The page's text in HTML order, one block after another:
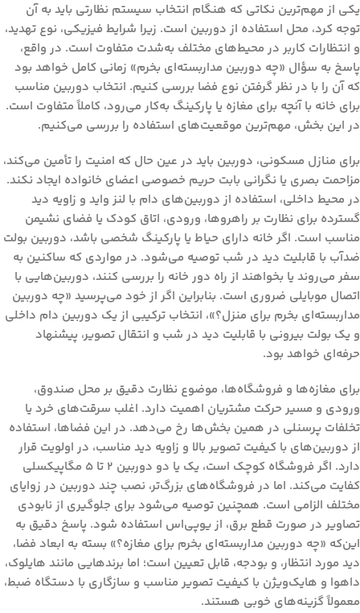
یکی از مهم‌ترین نکاتی که هنگام انتخاب سیستم نظارتی باید به آن
توجه کرد، محل استفاده از دوربین است. زیرا شرایط فیزیکی، نوع تهدید،
و انتظارات کاربر در محیط‌های مختلف به‌شدت متفاوت است. در واقع،
پاسخ به سؤال «چه دوربین مداربسته‌ای بخرم» زمانی کامل خواهد بود
که آن را با در نظر گرفتن نوع فضا بررسی کنیم. انتخاب دوربین مناسب
برای خانه با آنچه برای مغازه یا پارکینگ به‌کار می‌رود، کاملاً متفاوت است.
در این بخش، مهم‌ترین موقعیت‌های استفاده را بررسی می‌کنیم.
برای منازل مسکونی، دوربین باید در عین حال که امنیت را تأمین می‌کند،
مزاحمت بصری یا نگرانی بابت حریم خصوصی اعضای خانواده ایجاد نکند.
در محیط داخلی، استفاده از دوربین‌های دام با لنز واید و زاویه دید
گسترده برای نظارت بر راهروها، ورودی، اتاق کودک یا فضای نشیمن
مناسب است. اگر خانه دارای حیاط یا پارکینگ شخصی باشد، دوربین بولت
ضدآب با قابلیت دید در شب توصیه می‌شود. در مواردی که ساکنین به
سفر می‌روند یا بخواهند از راه دور خانه را بررسی کنند، دوربین‌هایی با
اتصال موبایلی ضروری است. بنابراین اگر از خود می‌پرسید «چه دوربین
مداربسته‌ای بخرم برای منزل؟»، انتخاب ترکیبی از یک دوربین دام داخلی
و یک بولت بیرونی با قابلیت دید در شب و انتقال تصویر، پیشنهاد
حرفه‌ای خواهد بود.
برای مغازه‌ها و فروشگاه‌ها، موضوع نظارت دقیق بر محل صندوق،
ورودی و مسیر حرکت مشتریان اهمیت دارد. اغلب سرقت‌های خرد یا
تخلفات پرسنلی در همین بخش‌ها رخ می‌دهد. در این فضاها، استفاده
از دوربین‌های با کیفیت تصویر بالا و زاویه دید مناسب، در اولویت قرار
دارد. اگر فروشگاه کوچک است، یک یا دو دوربین ۲ تا ۵ مگاپیکسلی
کفایت می‌کند. اما در فروشگاه‌های بزرگ‌تر، نصب چند دوربین در زوایای
مختلف الزامی است. همچنین توصیه می‌شود برای جلوگیری از نابودی
تصاویر در صورت قطع برق، از یو‌پی‌اس استفاده شود. پاسخ دقیق به
این‌که «چه دوربین مداربسته‌ای بخرم برای مغازه؟» بسته به ابعاد فضا،
دید مورد انتظار، و بودجه، قابل تعیین است؛ اما برندهایی مانند هایلوک،
داهوا و هایک‌ویژن با کیفیت تصویر مناسب و سازگاری با دستگاه ضبط،
معمولاً گزینه‌های خوبی هستند.